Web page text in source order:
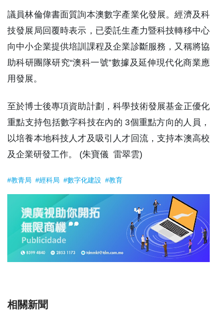
議員林倫偉書面質詢本澳數字產業化發展。經濟及科
技發展局回覆時表示，已委託生產力暨科技轉移中心
向中小企業提供培訓課程及企業診斷服務，又稱將協
助科研團隊研究“澳科一號”數據及延伸現代化商業應
用發展。
至於博士後專項資助計劃，科學技術發展基金正優化
重點支持包括數字科技在內的 3個重點方向的人員，
以培養本地科技人才及吸引人才回流，支持本澳高校
及企業研發工作。 (朱寶儀 雷翠雲)
#教青局 #經科局 #數字化建設 #教育
相關新聞